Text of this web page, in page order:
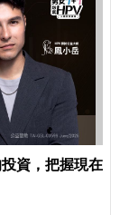
資，把握現在